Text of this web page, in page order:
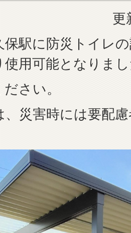
更
保駅に防災トイレ
使用可能となりま
さい。
、災害時には要配